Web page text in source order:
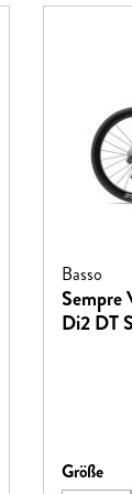
Basso
Sempre
Di2 DT
Größe